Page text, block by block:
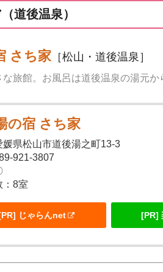
道後温泉）
さち家 ［松山・道後温泉］
旅館。お風呂は道後温泉の湯元か
の宿 さち家
媛県松山市道後湯之町13-3
921-3807
：8室
じゃらんnet [PR]